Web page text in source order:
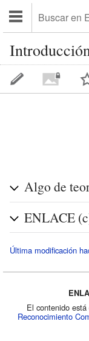
Algo de
ENLACE
Última modificación
El contenido
Reconocimiento